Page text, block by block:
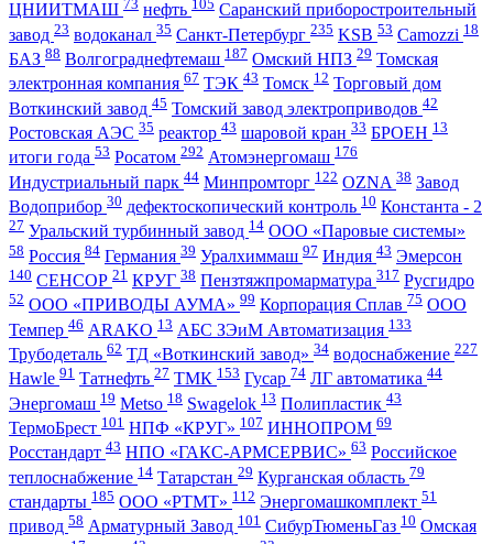
ЦНИИТМАШ 73 нефть 105 Саранский приборостроительный
завод 23 водоканал 35 Санкт-Петербург 235 KSB 53 Camozzi 18
БАЗ 88 Волгограднефтемаш 187 Омский НПЗ 29 Томская
электронная компания 67 ТЭК 43 Томск 12 Торговый дом
Воткинский завод 45 Томский завод электроприводов 42
Ростовская АЭС 35 реактор 43 шаровой кран 33 БРОЕН 13
итоги года 53 Росатом 292 Атомэнергомаш 176
Индустриальный парк 44 Минпромторг 122 OZNA 38 Завод
Водоприбор 30 дефектоскопический контроль 10 Константа - 2
27 Уральский турбинный завод 14 ООО «Паровые системы»
58 Россия 84 Германия 39 Уралхиммаш 97 Индия 43 Эмерсон
140 СЕНСОР 21 КРУГ 38 Пензтяжпромарматура 317 Русгидро
52 ООО «ПРИВОДЫ АУМА» 99 Корпорация Сплав 75 ООО
Темпер 46 ARAKO 13 АБС ЗЭиМ Автоматизация 133
Трубодеталь 62 ТД «Воткинский завод» 34 водоснабжение 227
Hawle 91 Татнефть 27 ТМК 153 Гусар 74 ЛГ автоматика 44
Энергомаш 19 Metso 18 Swagelok 13 Полипластик 43
ТермоБрест 101 НПФ «КРУГ» 107 ИННОПРОМ 69
Росстандарт 43 НПО «ГАКС-АРМСЕРВИС» 63 Российское
теплоснабжение 14 Татарстан 29 Курганская область 79
стандарты 185 ООО «РТМТ» 112 Энергомашкомплект 51
привод 58 Арматурный Завод 101 СибурТюменьГаз 10 Омская